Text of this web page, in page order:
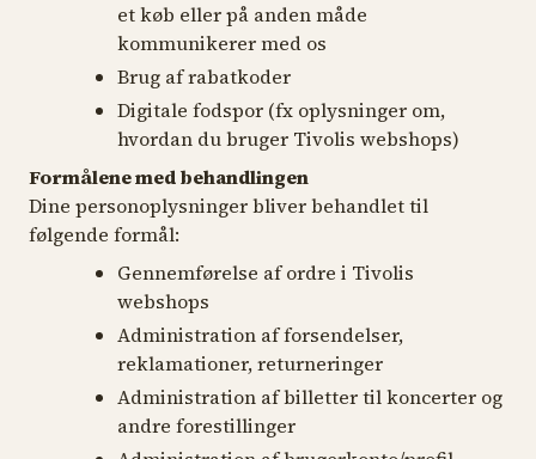
et køb eller på anden måde
kommunikerer med os
Brug af rabatkoder
Digitale fodspor (fx oplysninger om,
hvordan du bruger Tivolis webshops)
Formålene med behandlingen
Dine personoplysninger bliver behandlet til
følgende formål:
Gennemførelse af ordre i Tivolis
webshops
Administration af forsendelser,
reklamationer, returneringer
Administration af billetter til koncerter og
andre forestillinger